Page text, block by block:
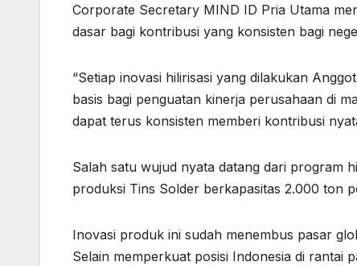
Corporate Secretary MIND ID Pria Utama
dasar bagi kontribusi yang konsisten bagi
“Setiap inovasi hilirisasi yang dilakukan
basis bagi penguatan kinerja perusahaan di
dapat terus konsisten memberi kontribusi
Salah satu wujud nyata datang dari program
produksi Tins Solder berkapasitas 2.000 ton
Inovasi produk ini sudah menembus pasar
Selain memperkuat posisi Indonesia di rantai